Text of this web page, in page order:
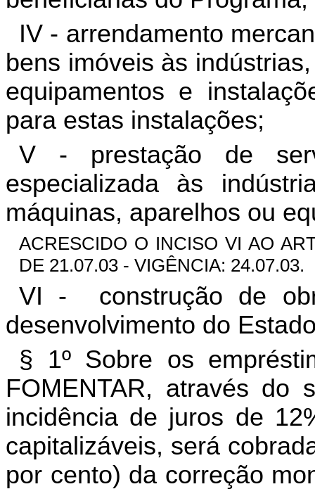
IV - arrendamento
bens imóveis às
equipamentos e
para estas instalações;
V - prestação de
especializada às
máquinas, aparelhos ou
ACRESCIDO O INCISO VI AO
DE 21.07.03 - VIGÊNCIA: 24.07.03.
VI -
construção de
desenvolvimento do
§ 1º Sobre os
FOMENTAR, através do
incidência de juros de
capitalizáveis, será
por cento) da correção